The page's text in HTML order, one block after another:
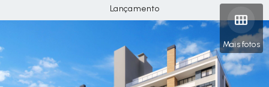
Mais fotos
Lançamento